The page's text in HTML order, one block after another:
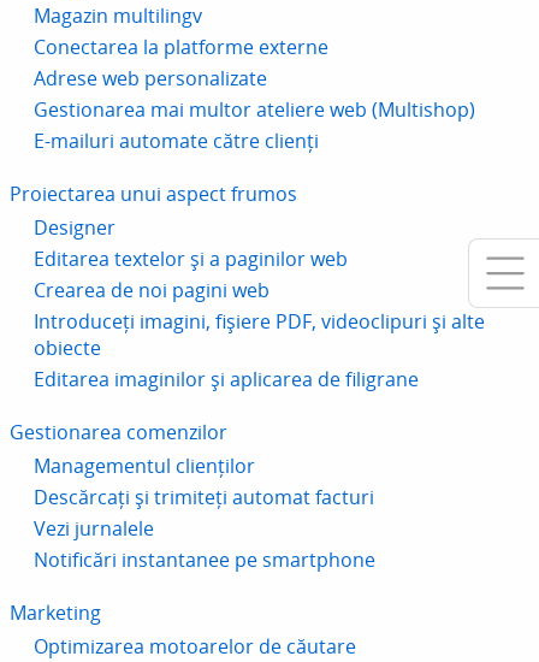
Magazin multilingv
Conectarea la platforme externe
Adrese web personalizate
Gestionarea mai multor ateliere web (Multishop)
E-mailuri automate către clienți
Proiectarea unui aspect frumos
Designer
Editarea textelor și a paginilor web
Crearea de noi pagini web
Introduceți imagini, fișiere PDF, videoclipuri și alte
obiecte
Editarea imaginilor și aplicarea de filigrane
Gestionarea comenzilor
Managementul clienților
Descărcați și trimiteți automat facturi
Vezi jurnalele
Notificări instantanee pe smartphone
Marketing
Optimizarea motoarelor de căutare